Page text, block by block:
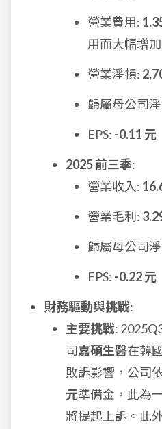
營業費用:
用而大幅增加
營業淨損:
歸屬母公司
EPS: -0.11 元
2025 前三季:
營業收入:
營業毛利:
歸屬母公司
EPS: -0.22 元
財務驅動與挑戰:
主要挑戰:
司嘉碩生醫在韓
敗訴影響，公司
元準備金，此為
將提起上訴。此